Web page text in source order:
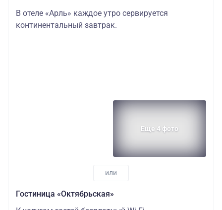
В отеле «Арль» каждое утро сервируется
континентальный завтрак.
Еще 4 фото
Гостиница «Октябрьская»